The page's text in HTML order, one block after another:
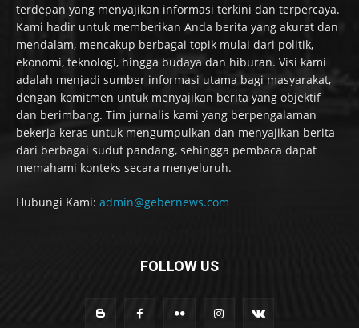
terdepan yang menyajikan informasi terkini dan terpercaya.
Kami hadir untuk memberikan Anda berita yang akurat dan
mendalam, mencakup berbagai topik mulai dari politik,
ekonomi, teknologi, hingga budaya dan hiburan. Visi kami
adalah menjadi sumber informasi utama bagi masyarakat,
dengan komitmen untuk menyajikan berita yang objektif
dan berimbang. Tim jurnalis kami yang berpengalaman
bekerja keras untuk mengumpulkan dan menyajikan berita
dari berbagai sudut pandang, sehingga pembaca dapat
memahami konteks secara menyeluruh.
Hubungi Kami: admin@gebernews.com
FOLLOW US